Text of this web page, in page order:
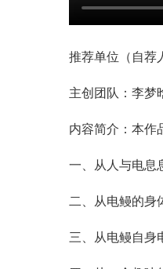
推荐单位（自荐
主创团队：李梦
内容简介：本作
一、从人与电息
二、从电鳗的身
三、从电鳗自身